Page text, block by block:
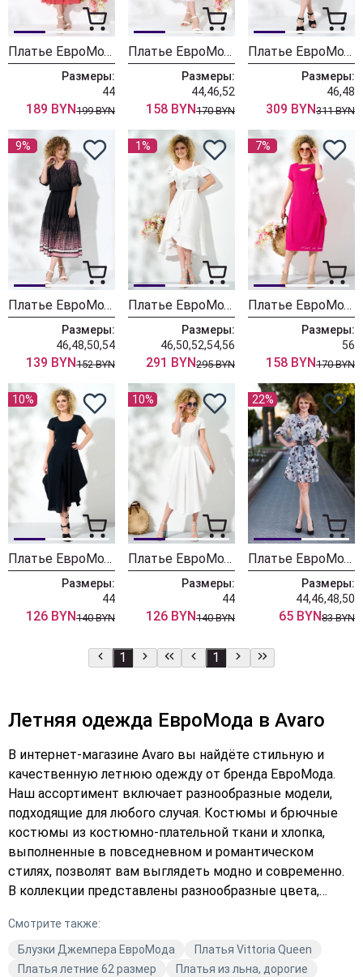
Платье ЕвроМода 503-1
Размеры:
44
189 BYN199 BYN
Платье ЕвроМода 503
Размеры:
44,46,52
158 BYN170 BYN
Платье ЕвроМода 499/1
Размеры:
46,48
309 BYN311 BYN
9%
Платье ЕвроМода 499
Размеры:
46,48,50,54
139 BYN152 BYN
1%
Платье ЕвроМода 456
Размеры:
46,50,52,54,56
291 BYN295 BYN
7%
Платье ЕвроМода 454 розовый
Размеры:
56
158 BYN170 BYN
10%
Платье ЕвроМода 452 черный
Размеры:
44
126 BYN140 BYN
10%
Платье ЕвроМода 452 белый
Размеры:
44
126 BYN140 BYN
22%
Платье ЕвроМода 145 серый
Размеры:
44,46,48,50
65 BYN83 BYN
1 1
Летняя одежда ЕвроМода в Avaro
В интернет-магазине Avaro вы найдёте стильную и
качественную летнюю одежду от бренда ЕвроМода.
Наш ассортимент включает разнообразные модели,
подходящие для любого случая. Костюмы и брючные
костюмы из костюмно-плательной ткани и хлопка,
выполненные в повседневном и романтическом
стилях, позволят вам выглядеть модно и современно.
В коллекции представлены разнообразные цвета,
подобрать идеальный наряд для любого мероприятия.
Магазин Avaro предлагает не только модную одежду, но
и гарантирует высокое качество каждого изделия.
Смотрите также:
Блузки Джемпера ЕвроМода
Платья Vittoria Queen
Платья летние 62 размер
Платья из льна, дорогие